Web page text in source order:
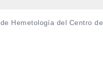
Hemetología del Centro